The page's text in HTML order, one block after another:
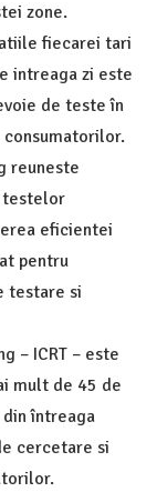
zone.
fiecarei tari
intreaga zi este
de teste în
reuneste
testelor
eficientei
pentru
testare si
– ICRT – este
mult de 45 de
întreaga
cercetare si